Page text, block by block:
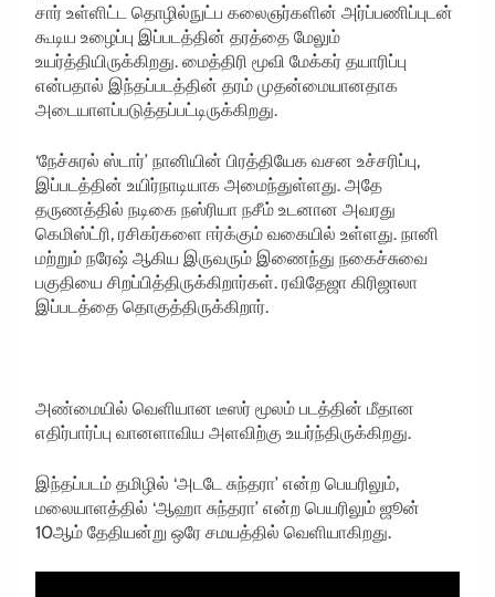
சார் உள்ளிட்ட தொழில்நுட்ப கலைஞர்களின் அர்ப்பணிப்புடன்
கூடிய உழைப்பு இப்படத்தின் தரத்தை மேலும்
உயர்த்தியிருக்கிறது. மைத்திரி மூவி மேக்கர் தயாரிப்பு
என்பதால் இந்தப்படத்தின் தரம் முதன்மையானதாக
அடையாளப்படுத்தப்பட்டிருக்கிறது.
‘நேச்சுரல் ஸ்டார்’ நானியின் பிரத்தியேக வசன உச்சரிப்பு,
இப்படத்தின் உயிர்நாடியாக அமைந்துள்ளது. அதே
தருணத்தில் நடிகை நஸ்ரியா நசீம் உடனான அவரது
கெமிஸ்ட்ரி, ரசிகர்களை ஈர்க்கும் வகையில் உள்ளது. நானி
மற்றும் நரேஷ் ஆகிய இருவரும் இணைந்து நகைச்சுவை
பகுதியை சிறப்பித்திருக்கிறார்கள். ரவிதேஜா கிரிஜாலா
இப்படத்தை தொகுத்திருக்கிறார்.
அண்மையில் வெளியான டீஸர் மூலம் படத்தின் மீதான
எதிர்பார்ப்பு வானளாவிய அளவிற்கு உயர்ந்திருக்கிறது.
இந்தப்படம் தமிழில் ‘அடடே சுந்தரா’ என்ற பெயரிலும்,
மலையாளத்தில் ‘ஆஹா சுந்தரா’ என்ற பெயரிலும் ஜூன்
10ஆம் தேதியன்று ஒரே சமயத்தில் வெளியாகிறது.